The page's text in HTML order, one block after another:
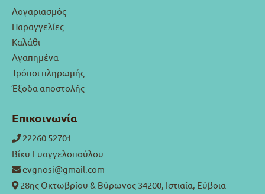
Λογαριασμός
Παραγγελίες
Καλάθι
Αγαπημένα
Τρόποι πληρωμής
Έξοδα αποστολής
Επικοινωνία
22260 52701
Βίκυ Ευαγγελοπούλου
evgnosi@gmail.com
28ης Οκτωβρίου & Βύρωνος 34200, Ιστιαία, Εύβοια